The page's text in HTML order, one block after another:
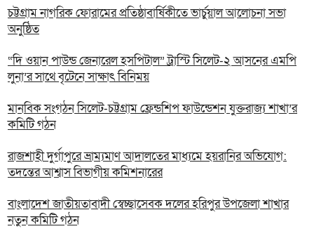
চট্টগ্রাম নাগরিক ফোরামের প্রতিষ্ঠাবার্ষিকীতে ভার্চুয়াল আলোচনা সভা
অনুষ্ঠিত
“দি ওয়ান পাউন্ড জেনারেল হসপিটাল” ট্রাস্টি সিলেট-২ আসনের এমপি
লুনা’র সা‌থে বৃটেনে সাক্ষাৎ বিনিময়
মানবিক সংগঠন সিলেট-চট্টগ্রাম ফ্রেন্ডশিপ ফাউন্ডেশন যুক্তরাজ্য শাখা’র
কমিটি গঠন
রাজশাহী দুর্গাপুরে ভ্রাম্যমাণ আদালতের মাধ্যমে হয়রানির অভিযোগ:
তদন্তের আশ্বাস বিভাগীয় কমিশনারের
বাংলাদেশ জাতীয়তাবাদী স্বেচ্ছাসেবক দলের হরিপুর উপজেলা শাখার
নতুন কমিটি গঠন